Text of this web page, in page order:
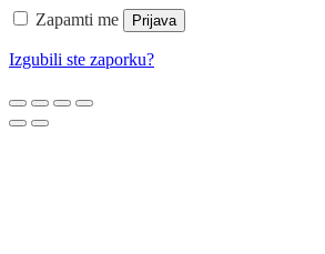
Zapamti me Prijava
Izgubili ste zaporku?